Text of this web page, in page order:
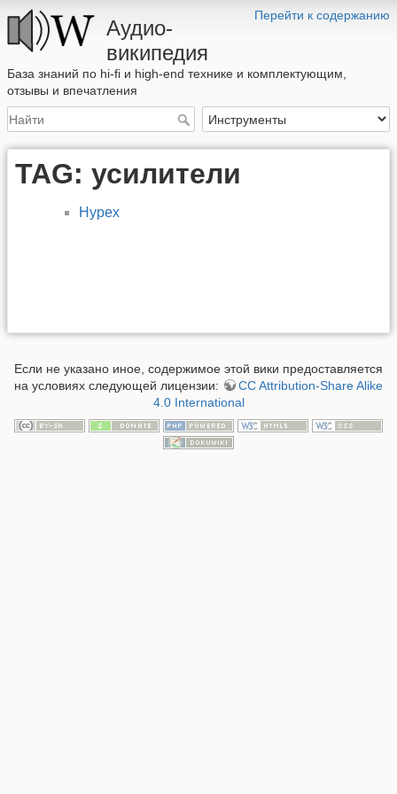
Перейти к содержанию
Аудио-
википедия
База знаний по hi-fi и high-end технике и комплектующим,
отзывы и впечатления
TAG: усилители
Hypex
Если не указано иное, содержимое этой вики предоставляется
на условиях следующей лицензии:
CC Attribution-Share Alike
4.0 International